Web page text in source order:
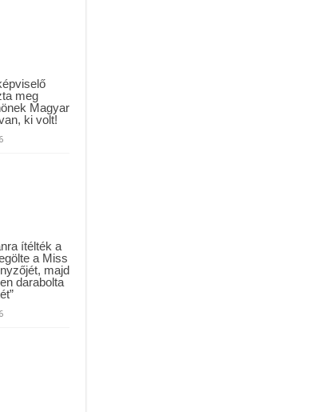
meg
Magyar
ki volt!
ítélték a
a Miss
majd
darabolta